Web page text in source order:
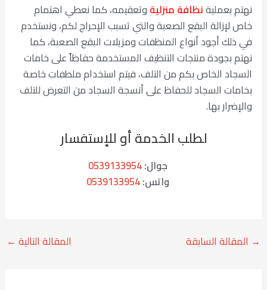
نهتم بعمليةنظافة منزلية وتعقيمه، كما نعطي اهتمام
خاص لإزالة البقع الصعبة والتي تسبب الإحراج لكم، ونستخدم
في ذلك أجود أنواع المنظفات ومزيلات البقع الصعبة، كما
نهتم بجودة منتجات التنظيف المستخدمة حفاظاً على خامات
السجاد الخاص بكم من التلف، فيتم استخدام ملطفات خاصة
بخامات السجاد للحفاظ على أنسجة السجاد من التعرض للتلف
والإضرار بها.
لطلب الخدمة أو للإستفسار
جوال:0539133954
واتس:0539133954
→ المقالة السابقة المقالة التالية ←